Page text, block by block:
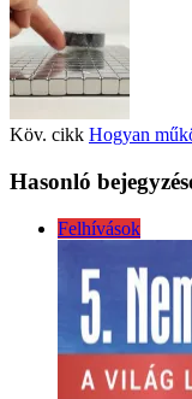
Köv. cikk Hogyan
Hasonló
Felhívások